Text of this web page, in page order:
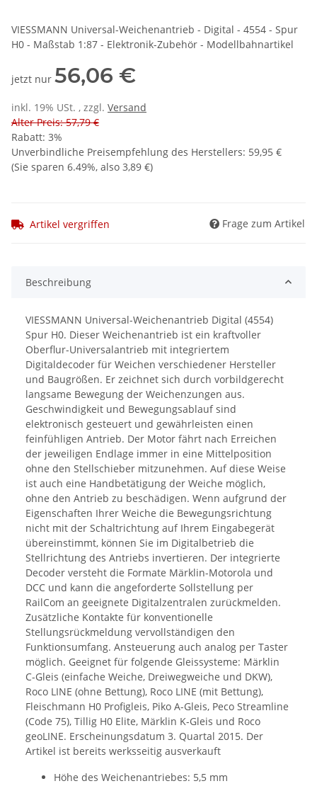
VIESSMANN Universal-Weichenantrieb - Digital - 4554 - Spur
H0 - Maßstab 1:87 - Elektronik-Zubehör - Modellbahnartikel
jetzt nur 56,06 €
inkl. 19% USt. , zzgl. Versand
Alter Preis: 57,79 €
Rabatt: 3%
Unverbindliche Preisempfehlung des Herstellers: 59,95 €
(Sie sparen 6.49%, also 3,89 €)
Artikel vergriffen Frage zum Artikel
Beschreibung
VIESSMANN Universal-Weichenantrieb Digital (4554)
Spur H0. Dieser Weichenantrieb ist ein kraftvoller
Oberflur-Universalantrieb mit integriertem
Digitaldecoder für Weichen verschiedener Hersteller
und Baugrößen. Er zeichnet sich durch vorbildgerecht
langsame Bewegung der Weichenzungen aus.
Geschwindigkeit und Bewegungsablauf sind
elektronisch gesteuert und gewährleisten einen
feinfühligen Antrieb. Der Motor fährt nach Erreichen
der jeweiligen Endlage immer in eine Mittelposition
ohne den Stellschieber mitzunehmen. Auf diese Weise
ist auch eine Handbetätigung der Weiche möglich,
ohne den Antrieb zu beschädigen. Wenn aufgrund der
Eigenschaften Ihrer Weiche die Bewegungsrichtung
nicht mit der Schaltrichtung auf Ihrem Eingabegerät
übereinstimmt, können Sie im Digitalbetrieb die
Stellrichtung des Antriebs invertieren. Der integrierte
Decoder versteht die Formate Märklin-Motorola und
DCC und kann die angeforderte Sollstellung per
RailCom an geeignete Digitalzentralen zurückmelden.
Zusätzliche Kontakte für konventionelle
Stellungsrückmeldung vervollständigen den
Funktionsumfang. Ansteuerung auch analog per Taster
möglich. Geeignet für folgende Gleissysteme: Märklin
C-Gleis (einfache Weiche, Dreiwegweiche und DKW),
Roco LINE (ohne Bettung), Roco LINE (mit Bettung),
Fleischmann H0 Profigleis, Piko A-Gleis, Peco Streamline
(Code 75), Tillig H0 Elite, Märklin K-Gleis und Roco
geoLINE. Erscheinungsdatum 3. Quartal 2015. Der
Artikel ist bereits werksseitig ausverkauft
Höhe des Weichenantriebes: 5,5 mm